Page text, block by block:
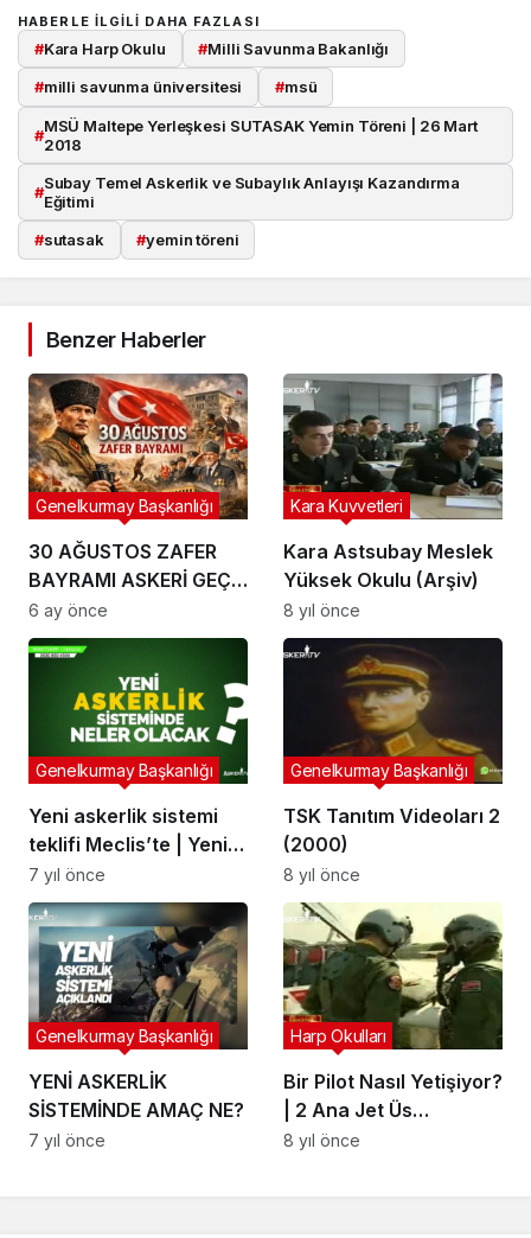
HABERLE ILGILI DAHA FAZLASI
#Kara Harp Okulu #Milli Savunma Bakanlığı
#milli savunma üniversitesi #msü
#MSÜ Maltepe Yerleşkesi SUTASAK Yemin Töreni | 26 Mart
2018
#Subay Temel Askerlik ve Subaylık Anlayışı Kazandırma
Eğitimi
#sutasak #yemin töreni
Benzer Haberler
30 AĞUSTOS ZAFER
BAYRAMI ASKERİ GEÇİŞ
TÖRENİ 2025
(ANKARA)
Genelkurmay Başkanlığı
6 ay önce
Kara Astsubay Meslek
Yüksek Okulu (Arşiv)
Kara Kuvvetleri
8 yıl önce
Yeni askerlik sistemi
teklifi Meclis’te | Yeni
Askerlik siteminde
neler olacak?
Genelkurmay Başkanlığı
7 yıl önce
TSK Tanıtım Videoları 2
(2000)
Genelkurmay Başkanlığı
8 yıl önce
YENİ ASKERLİK
SİSTEMİNDE AMAÇ NE?
Genelkurmay Başkanlığı
7 yıl önce
Bir Pilot Nasıl Yetişiyor?
| 2 Ana Jet Üs
Komutanlığı (Arşiv)
Harp Okulları
8 yıl önce